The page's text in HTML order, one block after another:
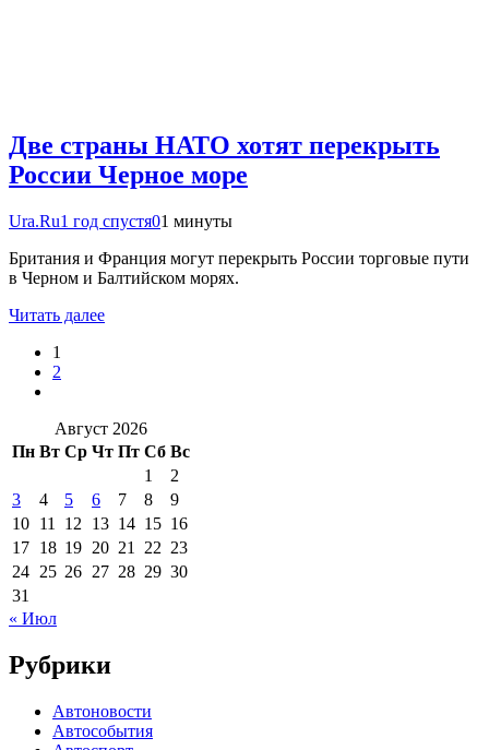
Две страны НАТО хотят перекрыть
России Черное море
Ura.Ru1 год спустя01 минуты
Британия и Франция могут перекрыть России торговые пути
в Черном и Балтийском морях.
Читать далее
1
2
Август 2026
Пн Вт Ср Чт Пт Сб Вс
1
2
3
4 5 6 7 8
9
10 11 12 13 14 15 16
17 18 19 20 21 22 23
24 25 26 27 28 29 30
31
« Июл
Рубрики
Автоновости
Автособытия